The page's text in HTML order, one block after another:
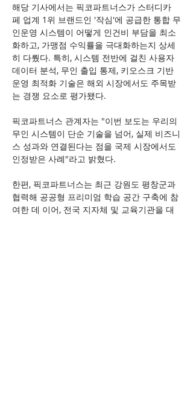
해당 기사에서는 픽코파트너스가 스터디카
페 업계 1위 브랜드인 '작심'에 공급한 통합 무
인운영 시스템이 어떻게 인건비 부담을 최소
화하고, 가맹점 수익률을 극대화하는지 상세
히 다뤘다. 특히, 시스템 전반에 걸친 사용자
데이터 분석, 무인 출입 통제, 키오스크 기반
운영 최적화 기술은 해외 시장에서도 주목받
는 경쟁 요소로 평가됐다.
픽코파트너스 관계자는 "이번 보도는 우리의
무인 시스템이 단순 기술을 넘어, 실제 비즈니
스 성과와 연결된다는 점을 국제 시장에서도
인정받은 사례"라고 밝혔다.
한편, 픽코파트너스는 최근 강원도 평창군과
협력해 공공형 프리미엄 학습 공간 구축에 참
여한 데 이어, 전국 지자체 및 교육기관을 대